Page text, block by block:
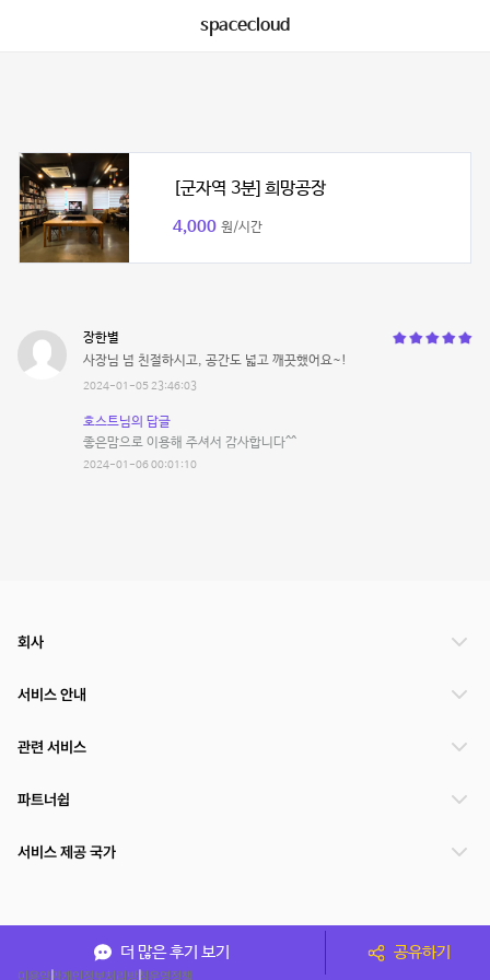
spacecloud
[군자역 3분] 희망공장
4,000 원/시간
장한별
사장님 넘 친절하시고, 공간도 넓고 깨끗했어요~!
2024-01-05 23:46:03
호스트님의 답글
좋은맘으로 이용해 주셔서 감사합니다^^
2024-01-06 00:01:10
더 많은 후기 보기 공유하기
회사
서비스 안내
관련 서비스
파트너쉽
서비스 제공 국가
이용약관개인정보처리방침운영정책